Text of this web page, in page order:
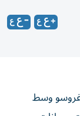
غروسو وسط